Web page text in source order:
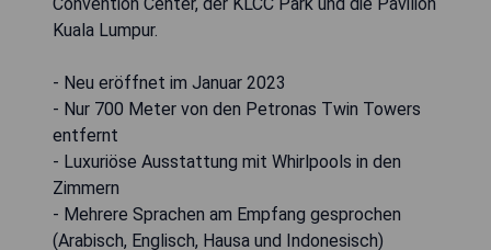
Kuala Lumpur.
- Neu eröffnet im Januar 2023
- Nur 700 Meter von den Petronas Twin Towers
entfernt
- Luxuriöse Ausstattung mit Whirlpools in den
Zimmern
- Mehrere Sprachen am Empfang gesprochen
(Arabisch, Englisch, Hausa und Indonesisch)